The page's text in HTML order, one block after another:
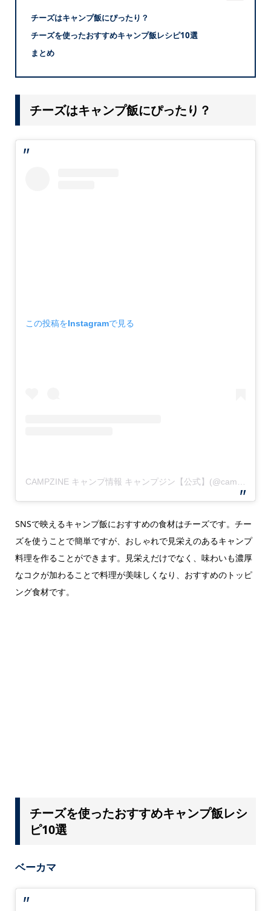
チーズはキャンプ飯にぴったり？
チーズを使ったおすすめキャンプ飯レシピ10選
まとめ
チーズはキャンプ飯にぴったり？
この投稿をInstagramで見る
SNSで映えるキャンプ飯におすすめの食材はチーズです。チー
ズを使うことで簡単ですが、おしゃれで見栄えのあるキャンプ
料理を作ることができます。見栄えだけでなく、味わいも濃厚
なコクが加わることで料理が美味しくなり、おすすめのトッピ
ング食材です。
チーズを使ったおすすめキャンプ飯レシ
ピ10選
ベーカマ